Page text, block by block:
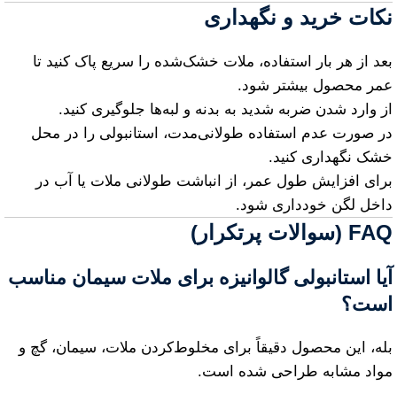
نکات خرید و نگهداری
بعد از هر بار استفاده، ملات خشک‌شده را سریع پاک کنید تا
عمر محصول بیشتر شود.
از وارد شدن ضربه شدید به بدنه و لبه‌ها جلوگیری کنید.
در صورت عدم استفاده طولانی‌مدت، استانبولی را در محل
خشک نگهداری کنید.
برای افزایش طول عمر، از انباشت طولانی ملات یا آب در
داخل لگن خودداری شود.
FAQ (سوالات پرتکرار)
آیا استانبولی گالوانیزه برای ملات سیمان مناسب
است؟
بله، این محصول دقیقاً برای مخلوط‌کردن ملات، سیمان، گچ و
مواد مشابه طراحی شده است.